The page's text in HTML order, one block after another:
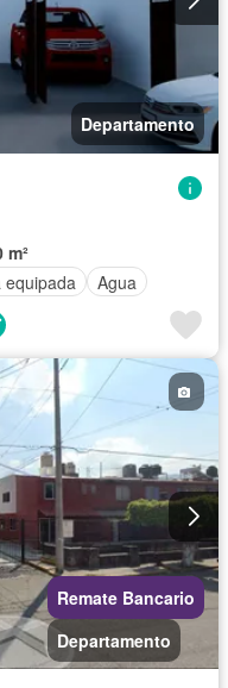
Departamento
m²
equipada Agua
Remate Bancario
Departamento